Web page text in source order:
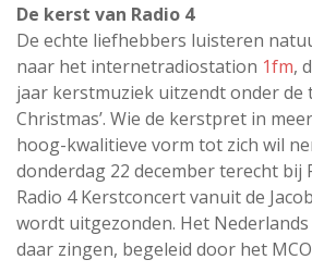
De kerst van Radio 4
De echte liefhebbers luisteren
naar het internetradiostation 1fm,
jaar kerstmuziek uitzendt onder de
Christmas’. Wie de kerstpret in
hoog-kwalitieve vorm tot zich wil
donderdag 22 december terecht bij
Radio 4 Kerstconcert vanuit de
wordt uitgezonden. Het
daar zingen, begeleid door het